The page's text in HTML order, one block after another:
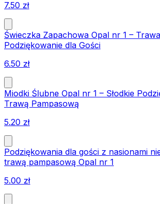
7.50 zł
Świeczka Zapachowa Opal nr 1 –
Podziękowanie dla Gości
6.50 zł
Miodki Ślubne Opal nr 1 – Słodkie
Trawą Pampasową
5.20 zł
Podziękowania dla gości z nasionami
trawą pampasową Opal nr 1
5.00 zł